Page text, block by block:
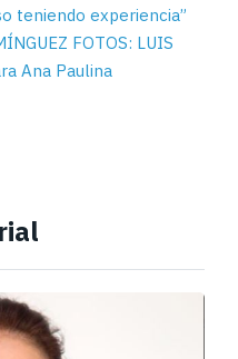
teniendo experiencia”
FOTOS: LUIS
Ana Paulina